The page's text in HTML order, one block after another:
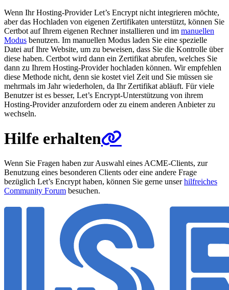
Wenn Ihr Hosting-Provider Let’s Encrypt nicht integrieren möchte,
aber das Hochladen von eigenen Zertifikaten unterstützt, können Sie
Certbot auf Ihrem eigenen Rechner installieren und im manuellen
Modus benutzen. Im manuellen Modus laden Sie eine spezielle
Datei auf Ihre Website, um zu beweisen, dass Sie die Kontrolle über
diese haben. Certbot wird dann ein Zertifikat abrufen, welches Sie
dann zu Ihrem Hosting-Provider hochladen können. Wir empfehlen
diese Methode nicht, denn sie kostet viel Zeit und Sie müssen sie
mehrmals im Jahr wiederholen, da Ihr Zertifikat abläuft. Für viele
Benutzer ist es besser, Let’s Encrypt-Unterstützung von ihrem
Hosting-Provider anzufordern oder zu einem anderen Anbieter zu
wechseln.
Hilfe erhalten
Wenn Sie Fragen haben zur Auswahl eines ACME-Clients, zur
Benutzung eines besonderen Clients oder eine andere Frage
bezüglich Let’s Encrypt haben, können Sie gerne unserhilfreiches
Community Forum besuchen.